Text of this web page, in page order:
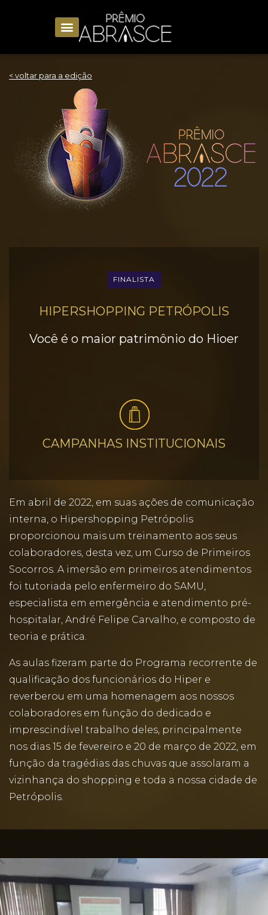
< voltar para a edição
FINALISTA
HIPERSHOPPING PETRÓPOLIS
Você é o maior patrimônio do Hioer
CAMPANHAS INSTITUCIONAIS
Em abril de 2022, em suas ações de comunicação
interna, o Hipershopping Petrópolis
proporcionou mais um treinamento aos seus
colaboradores, desta vez, um Curso de Primeiros
Socorros. A imersão em primeiros atendimentos
foi tutoriada pelo enfermeiro do SAMU,
especialista em emergência e atendimento pré-
hospitalar, André Felipe Carvalho, e composto de
teoria e prática.
As aulas fizeram parte do Programa recorrente de
qualificação dos funcionários do Hiper e
reverberou em uma homenagem aos nossos
colaboradores em função do dedicado e
imprescindível trabalho deles, principalmente
nos dias 15 de fevereiro e 20 de março de 2022, em
função da tragédias das chuvas que assolaram a
vizinhança do shopping e toda a nossa cidade de
Petrópolis.